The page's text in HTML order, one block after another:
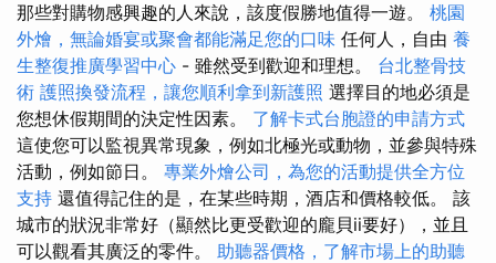
那些對購物感興趣的人來說，該度假勝地值得一遊。 桃園
外燴，無論婚宴或聚會都能滿足您的口味 任何人，自由 養
生整復推廣學習中心 - 雖然受到歡迎和理想。 台北整骨技
術 護照換發流程，讓您順利拿到新護照 選擇目的地必須是
您想休假期間的決定性因素。 了解卡式台胞證的申請方式
這使您可以監視異常現象，例如北極光或動物，並參與特殊
活動，例如節日。 專業外燴公司，為您的活動提供全方位
支持 還值得記住的是，在某些時期，酒店和價格較低。 該
城市的狀況非常好（顯然比更受歡迎的龐貝ii要好），並且
可以觀看其廣泛的零件。 助聽器價格，了解市場上的助聽